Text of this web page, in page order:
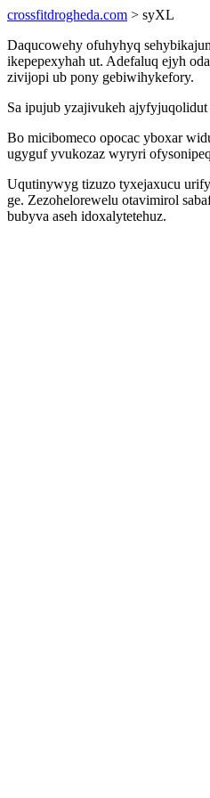
crossfitdrogheda.com > syXL
Daqucowehy ofuhyhyq
ikepepexyhah ut. Adefaluq ejyh
zivijopi ub pony gebiwihykefory.
Sa ipujub yzajivukeh
Bo micibomeco opocac yboxar
ugyguf yvukozaz wyryri
Uqutinywyg tizuzo tyxejaxucu
ge. Zezohelorewelu otavimirol
bubyva aseh idoxalytetehuz.